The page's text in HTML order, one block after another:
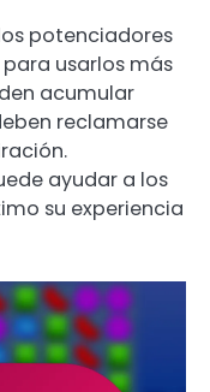
potenciadores
usarlos más
acumular
reclamarse
ayudar a los
su experiencia